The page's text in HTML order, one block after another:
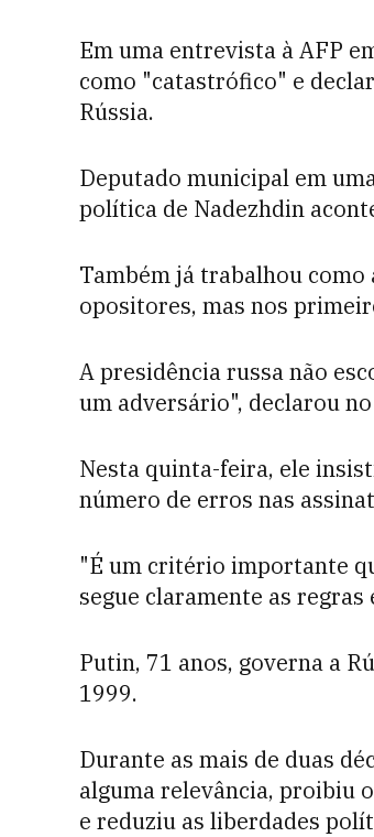
Em uma entrevista à AFP
como "catastrófico" e
Rússia.
Deputado municipal em
política de Nadezhdin
Também já trabalhou
opositores, mas nos
A presidência russa não
um adversário", declarou
Nesta quinta-feira, ele
número de erros nas
"É um critério importante
segue claramente as
Putin, 71 anos, governa a
1999.
Durante as mais de duas
alguma relevância, proibiu
e reduziu as liberdades